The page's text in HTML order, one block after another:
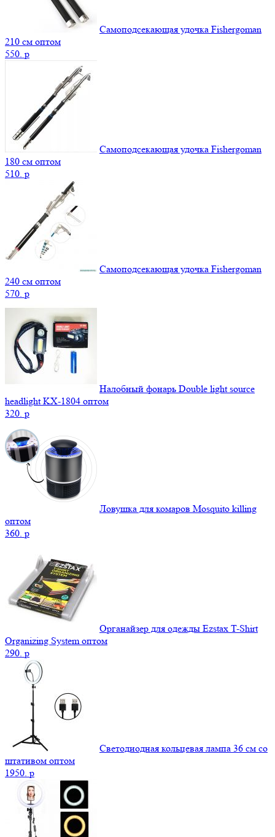
Самоподсекающая удочка Fishergoman
210 см оптом
550. p
Самоподсекающая удочка Fishergoman
180 см оптом
510. p
Самоподсекающая удочка Fishergoman
240 см оптом
570. p
Налобный фонарь Double light source
headlight KX-1804 оптом
320. p
Ловушка для комаров Mosquito killing
оптом
360. p
Органайзер для одежды Ezstax T-Shirt
Organizing System оптом
290. p
Светодиодная кольцевая лампа 36 см со
штативом оптом
1950. p